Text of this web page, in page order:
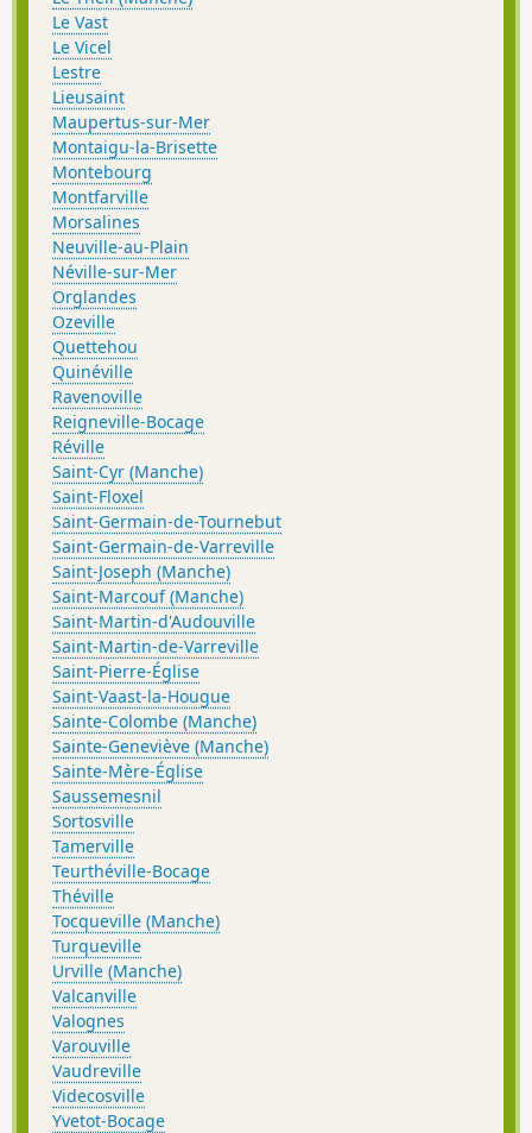
Le Vast
Le Vicel
Lestre
Lieusaint
Maupertus-sur-Mer
Montaigu-la-Brisette
Montebourg
Montfarville
Morsalines
Neuville-au-Plain
Néville-sur-Mer
Orglandes
Ozeville
Quettehou
Quinéville
Ravenoville
Reigneville-Bocage
Réville
Saint-Cyr (Manche)
Saint-Floxel
Saint-Germain-de-Tournebut
Saint-Germain-de-Varreville
Saint-Joseph (Manche)
Saint-Marcouf (Manche)
Saint-Martin-d'Audouville
Saint-Martin-de-Varreville
Saint-Pierre-Église
Saint-Vaast-la-Hougue
Sainte-Colombe (Manche)
Sainte-Geneviève (Manche)
Sainte-Mère-Église
Saussemesnil
Sortosville
Tamerville
Teurthéville-Bocage
Théville
Tocqueville (Manche)
Turqueville
Urville (Manche)
Valcanville
Valognes
Varouville
Vaudreville
Videcosville
Yvetot-Bocage